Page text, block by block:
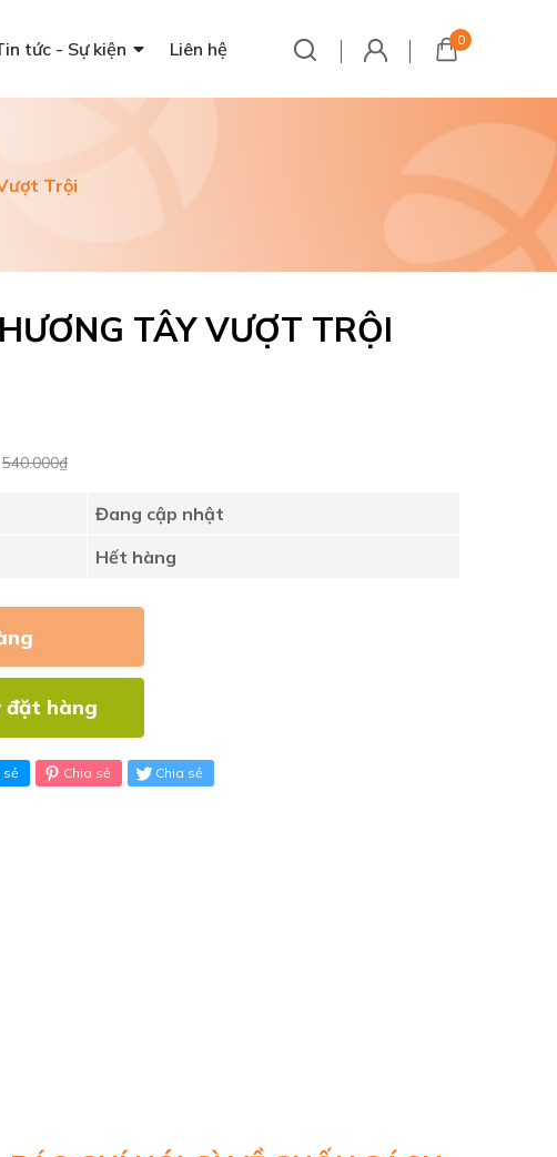
tức - Sự kiện Liên hệ 0
Trội
TÂY VƯỢT TRỘI
540.000₫
Đang cập nhật
Hết hàng
đặt hàng
sẻ Chia sẻ Chia sẻ